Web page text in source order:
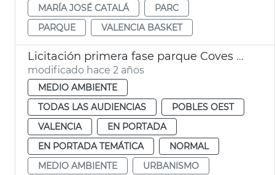
MARÍA JOSÉ CATALÁ
PARC
PARQUE
VALENCIA BASKET
Licitación primera fase parque Coves Carolines
modificado hace 2 años
MEDIO AMBIENTE
TODAS LAS AUDIENCIAS
POBLES OEST
VALENCIA
EN PORTADA
EN PORTADA TEMÁTICA
NORMAL
MEDIO AMBIENTE
URBANISMO